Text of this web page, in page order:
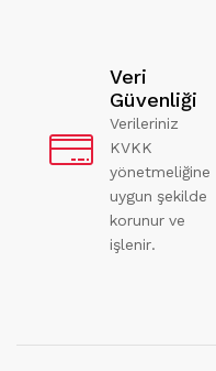
Veri
Güvenliği
Verileriniz
KVKK
yönetmeliğine
uygun şekilde
korunur ve
işlenir.